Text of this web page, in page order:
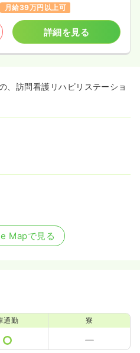
月給39万円以上可
詳細を見る
、訪問看護リハビリステーショ
Mapで見る
通勤 寮